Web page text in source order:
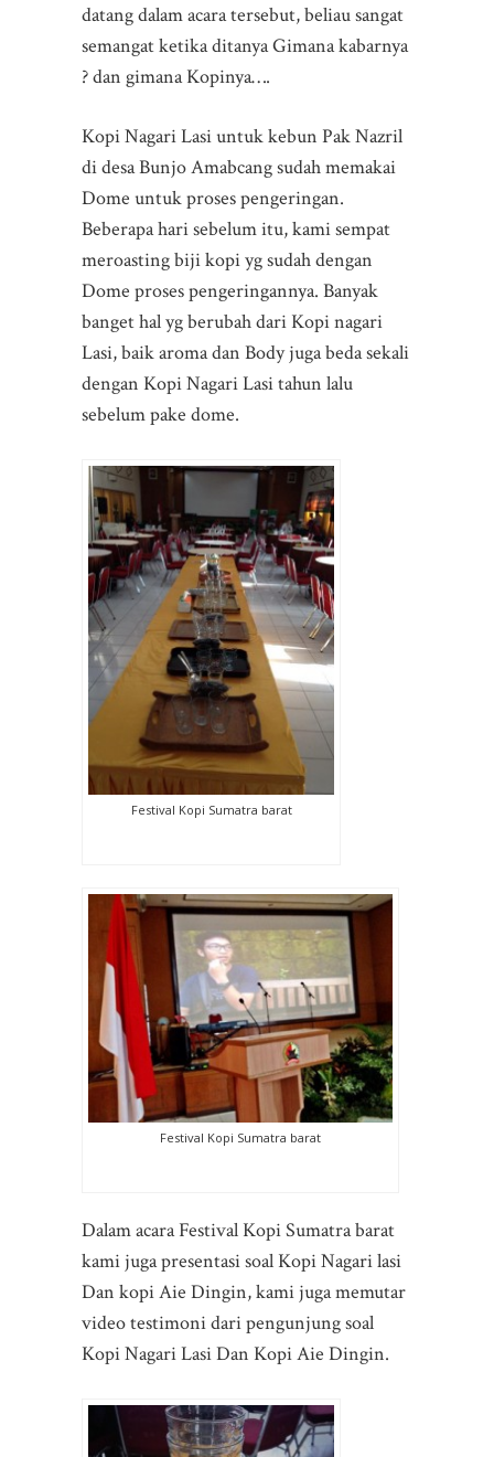
datang dalam acara tersebut, beliau sangat
semangat ketika ditanya Gimana kabarnya
? dan gimana Kopinya….
Kopi Nagari Lasi untuk kebun Pak Nazril
di desa Bunjo Amabcang sudah memakai
Dome untuk proses pengeringan.
Beberapa hari sebelum itu, kami sempat
meroasting biji kopi yg sudah dengan
Dome proses pengeringannya. Banyak
banget hal yg berubah dari Kopi nagari
Lasi, baik aroma dan Body juga beda sekali
dengan Kopi Nagari Lasi tahun lalu
sebelum pake dome.
Festival Kopi Sumatra barat
Festival Kopi Sumatra barat
Dalam acara Festival Kopi Sumatra barat
kami juga presentasi soal Kopi Nagari lasi
Dan kopi Aie Dingin, kami juga memutar
video testimoni dari pengunjung soal
Kopi Nagari Lasi Dan Kopi Aie Dingin.